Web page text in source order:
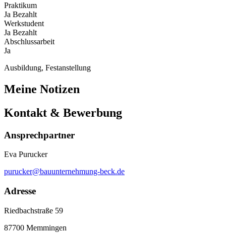
Praktikum
Ja Bezahlt
Werkstudent
Ja Bezahlt
Abschlussarbeit
Ja
Ausbildung, Festanstellung
Meine Notizen
Kontakt & Bewerbung
Ansprechpartner
Eva Purucker
purucker@bauunternehmung-beck.de
Adresse
Riedbachstraße 59
87700 Memmingen